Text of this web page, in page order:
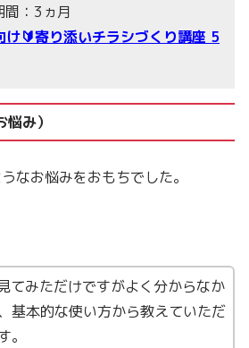
：3ヵ月
け🔰寄り添いチラシづくり講座 5
み）
なお悩みをおもちでした。
てみただけですがよく分からなか
基本的な使い方から教えていただ
。